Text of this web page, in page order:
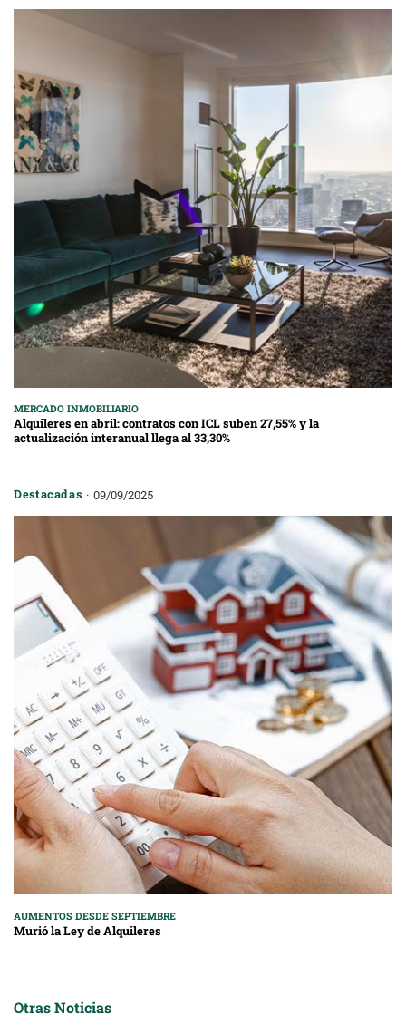
MERCADO INMOBILIARIO
Alquileres en abril: contratos con ICL suben 27,55% y la
actualización interanual llega al 33,30%
Destacadas 09/09/2025
AUMENTOS DESDE SEPTIEMBRE
Murió la Ley de Alquileres
Otras Noticias